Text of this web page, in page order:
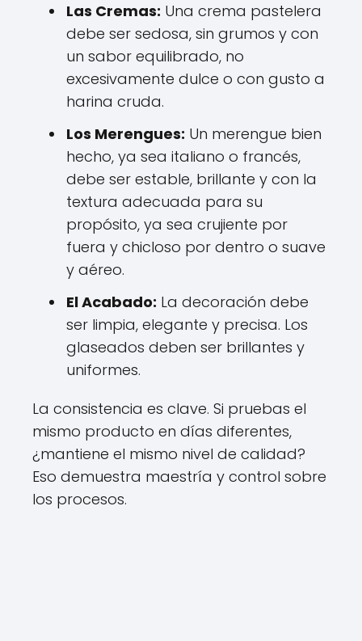
Las Cremas: Una crema pastelera
debe ser sedosa, sin grumos y con
un sabor equilibrado, no
excesivamente dulce o con gusto a
harina cruda.
Los Merengues: Un merengue bien
hecho, ya sea italiano o francés,
debe ser estable, brillante y con la
textura adecuada para su
propósito, ya sea crujiente por
fuera y chicloso por dentro o suave
y aéreo.
El Acabado: La decoración debe
ser limpia, elegante y precisa. Los
glaseados deben ser brillantes y
uniformes.
La consistencia es clave. Si pruebas el
mismo producto en días diferentes,
¿mantiene el mismo nivel de calidad?
Eso demuestra maestría y control sobre
los procesos.